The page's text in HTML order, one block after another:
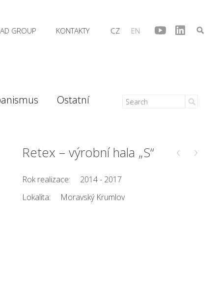
CZ EN
AD GROUP KONTAKTY
Ostatní
‹ ›
Retex – výrobní hala „S“
Rok realizace:
2014 - 2017
Lokalita:
Moravský Krumlov